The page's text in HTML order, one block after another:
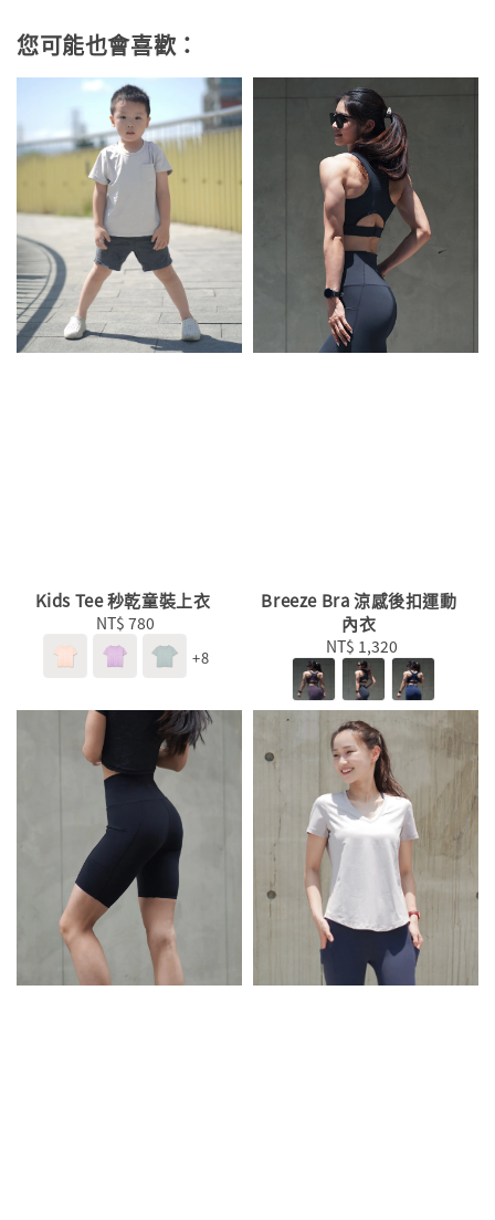
您可能也會喜歡：
Kids Tee 秒乾童裝上衣
Regular
price
NT$ 780
+8
Breeze Bra 涼感後扣運動
內衣
Regular
price
NT$ 1,320